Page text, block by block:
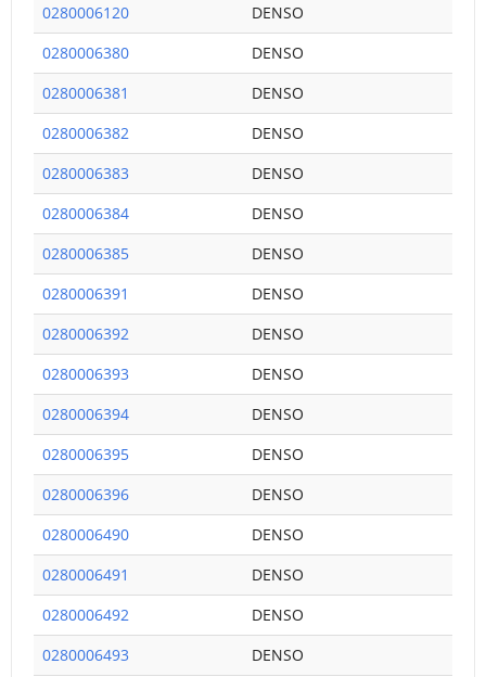
0280006120
DENSO
0280006380
DENSO
0280006381
DENSO
0280006382
DENSO
0280006383
DENSO
0280006384
DENSO
0280006385
DENSO
0280006391
DENSO
0280006392
DENSO
0280006393
DENSO
0280006394
DENSO
0280006395
DENSO
0280006396
DENSO
0280006490
DENSO
0280006491
DENSO
0280006492
DENSO
0280006493
DENSO